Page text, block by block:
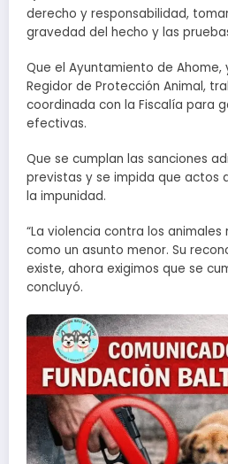
derecho y responsabilidad,
gravedad del hecho y las
Que el Ayuntamiento de Ahome,
Regidor de Protección Animal,
coordinada con la Fiscalía para
efectivas.
Que se cumplan las sanciones
previstas y se impida que actos
la impunidad.
“La violencia contra los
como un asunto menor. Su
existe, ahora exigimos que se
concluyó.